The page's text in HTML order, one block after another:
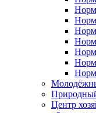
Центр